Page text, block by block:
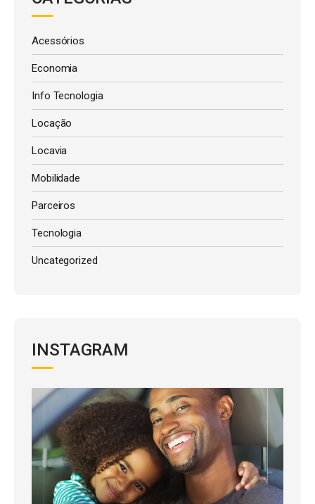
Acessórios
Economia
Info Tecnologia
Locação
Locavia
Mobilidade
Parceiros
Tecnologia
Uncategorized
INSTAGRAM